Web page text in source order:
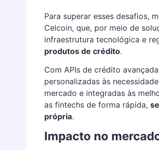
Para superar esses desafios,
Celcoin, que, por meio de
infraestrutura tecnológica e
produtos de crédito.
Com APIs de crédito
personalizadas às
mercado e integradas às
as fintechs de forma rápida,
própria.
Impacto no